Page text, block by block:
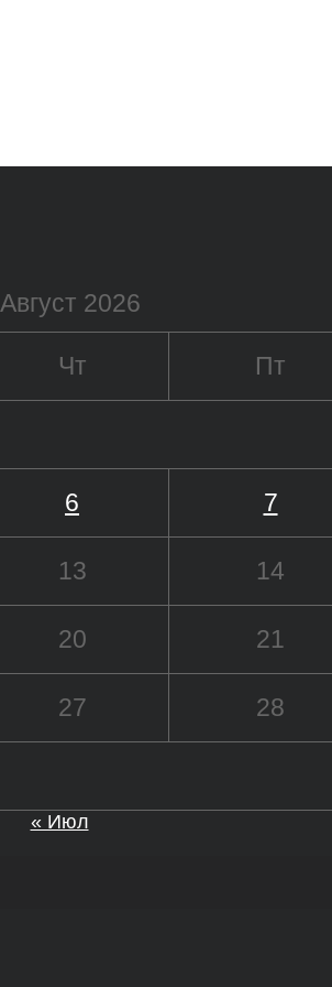
Август 2026
Чт Пт
6 7
13 14
20 21
27 28
« Июл